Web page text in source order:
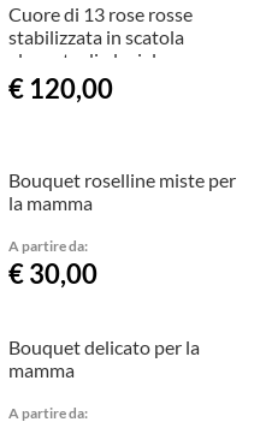
Cuore di 13 rose rosse
stabilizzata in scatola
elegante di plexiglas
€ 120,00
Bouquet roselline miste per
la mamma
A partire da:
€ 30,00
Bouquet delicato per la
mamma
A partire da: